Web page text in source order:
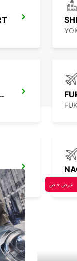
AIRPORT
عرض خاص